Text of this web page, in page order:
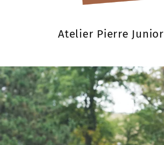
Atelier Pierre Junior